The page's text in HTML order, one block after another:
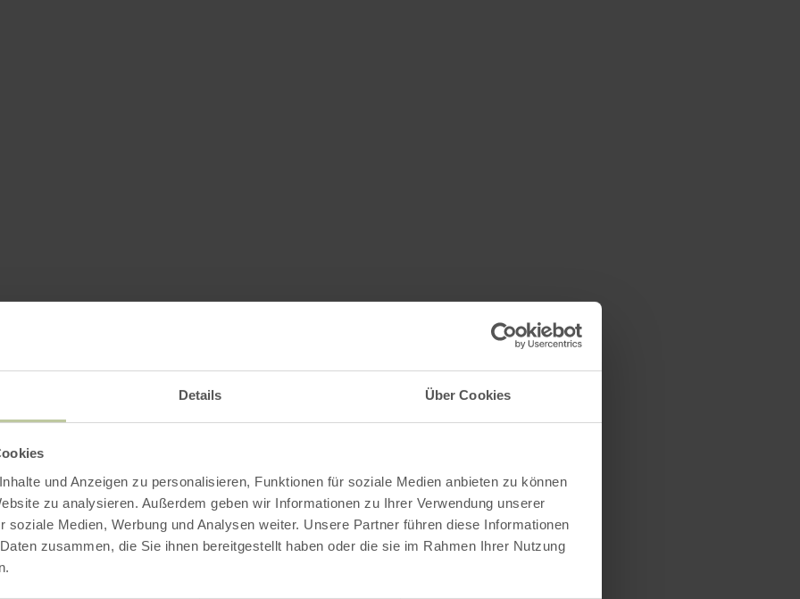
Details Über Cookies
und Anzeigen zu personalisieren, Funktionen für soziale Medien anbieten zu können
zu analysieren. Außerdem geben wir Informationen zu Ihrer Verwendung unserer
soziale Medien, Werbung und Analysen weiter. Unsere Partner führen diese Informationen
zusammen, die Sie ihnen bereitgestellt haben oder die sie im Rahmen Ihrer Nutzung